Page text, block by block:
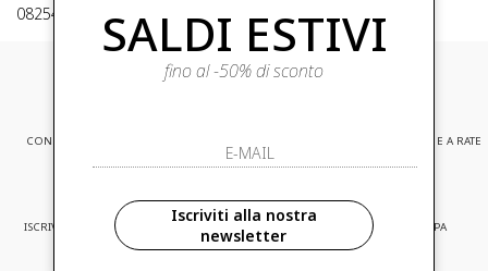
0825449414
CONSEGNA EXPRESS PAGAMENTI SICURI E A RATE
ISCRIVITI ED ACCEDI A PROMOZIONI
RISERVATE
CONSEGNA IN TUTTA EUROPA
SALDI ESTIVI
fino al -50% di sconto
Iscriviti alla nostra
newsletter